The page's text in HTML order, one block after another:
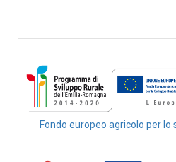
Fondo europeo agricolo per lo